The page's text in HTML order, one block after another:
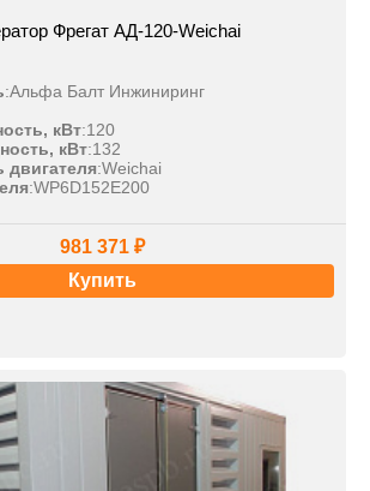
Фрегат АД-120-Weichai
:Альфа Балт Инжиниринг
кВт:120
кВт:132
двигателя:Weichai
:WP6D152E200
981 371 ₽
Купить